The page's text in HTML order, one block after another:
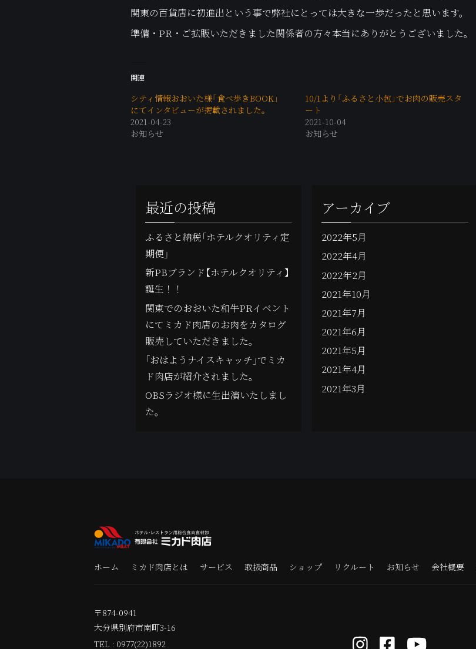
関東の百貨店に初進出という事で弊社にとっては大きな一歩だったと思います。
準備・PR・ご拡販いただきました関係者の方々本当にありがとうございました。
関連
シティ情報おおいた様「食べ歩きBOOK」
にてインタビューが掲載されました。
2021-04-23
お知らせ
10/1より「ふるさと小包」でお肉の販売スタ
ート
2021-10-04
お知らせ
最近の投稿
ふるさと納税「ホテルクオリティ定
期便」
新PBブランド【ホテルクオリティ】
誕生！！
関東でのおおいた和牛PRイベント
にてミカド肉店のお肉をカタログ
販売していただきました。
「おはようナイスキャッチ」でミカ
ド肉店が紹介されました。
OBSラジオ様に生出演いたしまし
た。
アーカイブ
2022年5月
2022年4月
2022年2月
2021年10月
2021年7月
2021年6月
2021年5月
2021年4月
2021年3月
ホーム ミカド肉店とは サービス 取扱商品 ショップ リクルート お知らせ 会社概要
〒874-0941
大分県別府市南町3-16
TEL : 0977(22)1892